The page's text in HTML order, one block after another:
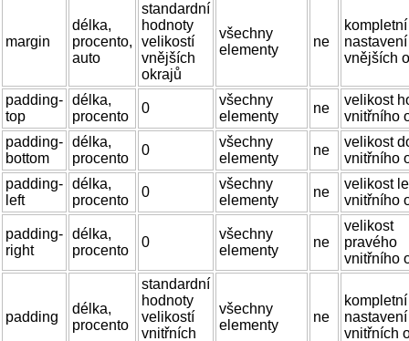
margin
délka,
procento,
auto
standardní
hodnoty
velikostí
vnějších
okrajů
všechny
elementy
ne
kompletní
nastavení
vnějších
padding-
top
délka,
procento
0
všechny
elementy
ne
velikost
vnitřního
padding-
bottom
délka,
procento
0
všechny
elementy
ne
velikost
vnitřního
padding-
left
délka,
procento
0
všechny
elementy
ne
velikost
vnitřního
padding-
right
délka,
procento
0
všechny
elementy
ne
velikost
pravého
vnitřního
padding
délka,
procento
standardní
hodnoty
velikostí
vnitřních
všechny
elementy
ne
kompletní
nastavení
vnitřních